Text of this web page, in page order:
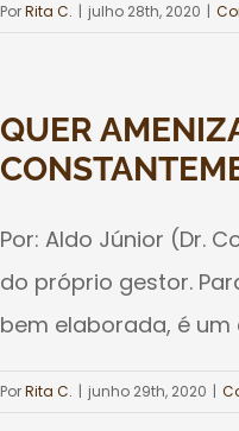
PorRita C. | julho 28th, 2020 |
QUER
Por: Aldo Júnior (Dr.
do próprio gestor.
bem elaborada, é
PorRita C. | junho 29th, 2020 |